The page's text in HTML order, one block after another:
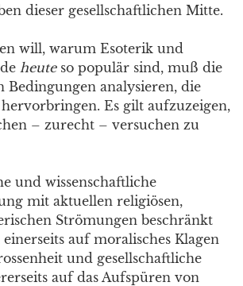
dieser gesellschaftlichen Mitte.
will, warum Esoterik und
heuteso populär sind, muß die
Bedingungen analysieren, die
Es gilt aufzuzeigen,
– zurecht – versuchen zu
und wissenschaftliche
mit aktuellen religiösen,
Strömungen beschränkt
auf moralisches Klagen
und gesellschaftliche
auf das Aufspüren von